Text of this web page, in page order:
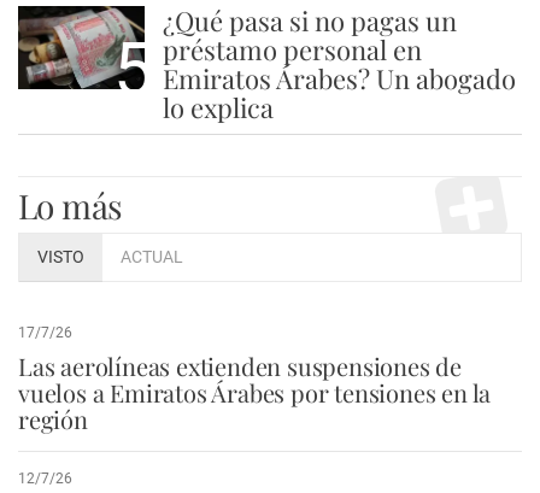
5
¿Qué pasa si no pagas un
préstamo personal en
Emiratos Árabes? Un abogado
lo explica
Lo más
VISTO ACTUAL
17/7/26
Las aerolíneas extienden suspensiones de
vuelos a Emiratos Árabes por tensiones en la
región
12/7/26